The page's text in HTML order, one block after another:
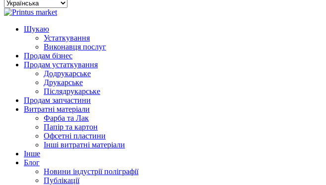
Шукаю
Устаткування
Виконавця послуг
Продам бізнес
Продам устаткування
Додрукарське
Друкарське
Післядрукарське
Продам запчастини
Витратні матеріали
Фарба та Лак
Папір та картон
Офсетні пластини
Інші витратні матеріали
Інше
Блог
Новини індустрії поліграфії
Публікації